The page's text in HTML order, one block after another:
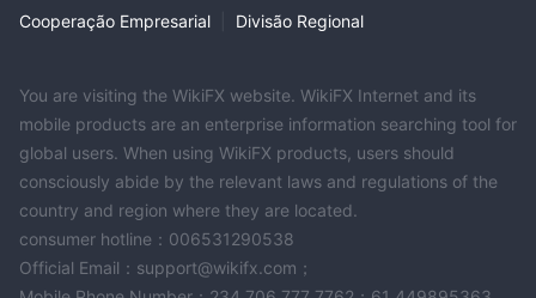
Cooperação Empresarial Divisão Regional
You are visiting the WikiFX website. WikiFX Internet and its
mobile products are an enterprise information searching tool for
global users. When using WikiFX products, users should
consciously abide by the relevant laws and regulations of the
country and region where they are located.
consumer hotline：006531290538
Official Email：support@wikifx.com；